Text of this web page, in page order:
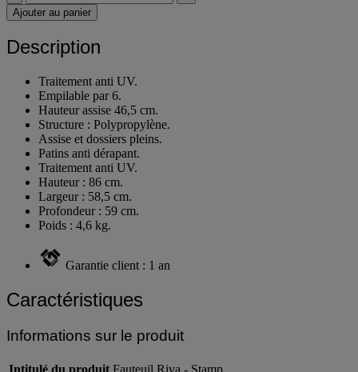
-
+
Ajouter au panier
Description
Traitement anti UV.
Empilable par 6.
Hauteur assise 46,5 cm.
Structure : Polypropylène.
Assise et dossiers pleins.
Patins anti dérapant.
Traitement anti UV.
Hauteur : 86 cm.
Largeur : 58,5 cm.
Profondeur : 59 cm.
Caractéristiques
Informations sur le produit